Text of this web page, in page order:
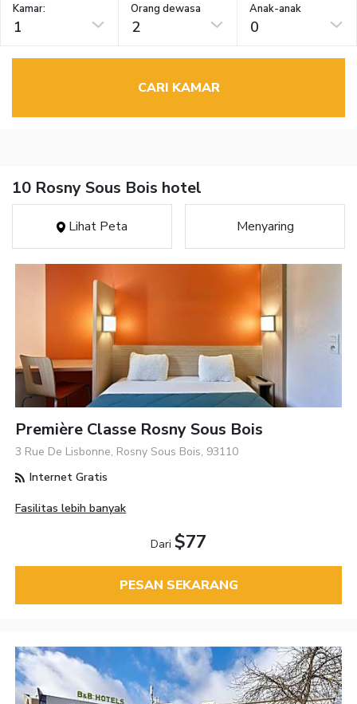
Kamar:
1
Orang dewasa
2
Anak-anak
0
CARI KAMAR
10 Rosny Sous Bois hotel
Lihat Peta Menyaring
Première Classe Rosny Sous Bois
3 Rue De Lisbonne, Rosny Sous Bois, 93110
Internet Gratis
Fasilitas lebih banyak
Dari $77
PESAN SEKARANG